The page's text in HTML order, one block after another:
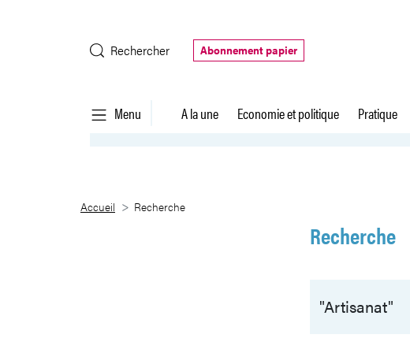
Rechercher
Abonnement papier
Menu A la une Economie et politique Pratique
Recherche
Accueil Recherche
Recherche